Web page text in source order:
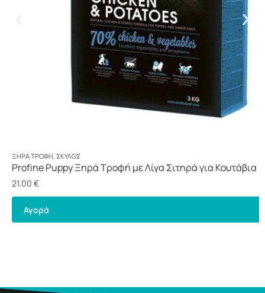
ΞΗΡΆ ΤΡΟΦΉ, ΣΚΎΛΟΣ
Profine Puppy Ξηρά Τροφή με Λίγα Σιτηρά για Κουτάβια
3kg
21.00 €
Αγορά